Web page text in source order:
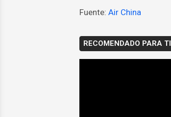
Fuente: Air China
RECOMENDADO PARA TI